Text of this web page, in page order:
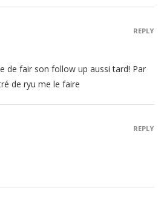
de fair son follow up aussi tard! Par
de ryu me le faire
REPLY
REPLY